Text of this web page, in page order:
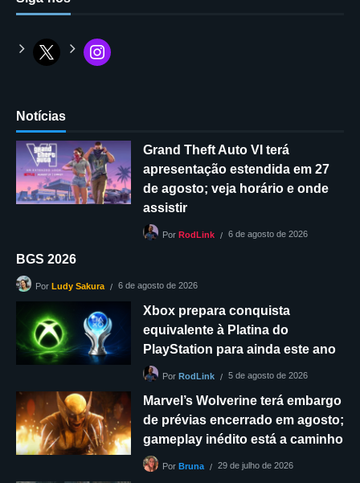
Notícias
Grand Theft Auto VI terá
apresentação estendida em 27
de agosto; veja horário e onde
assistir
Por RodLink 6 de agosto de 2026
BGS 2026
Por Ludy Sakura 6 de agosto de 2026
Xbox prepara conquista
equivalente à Platina do
PlayStation para ainda este ano
Por RodLink 5 de agosto de 2026
Marvel’s Wolverine terá embargo
de prévias encerrado em agosto;
gameplay inédito está a caminho
Por Bruna 29 de julho de 2026